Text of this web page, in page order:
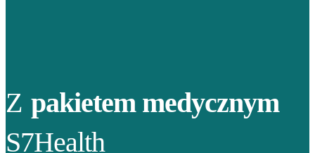
Z pakietem medycznym
S7Health